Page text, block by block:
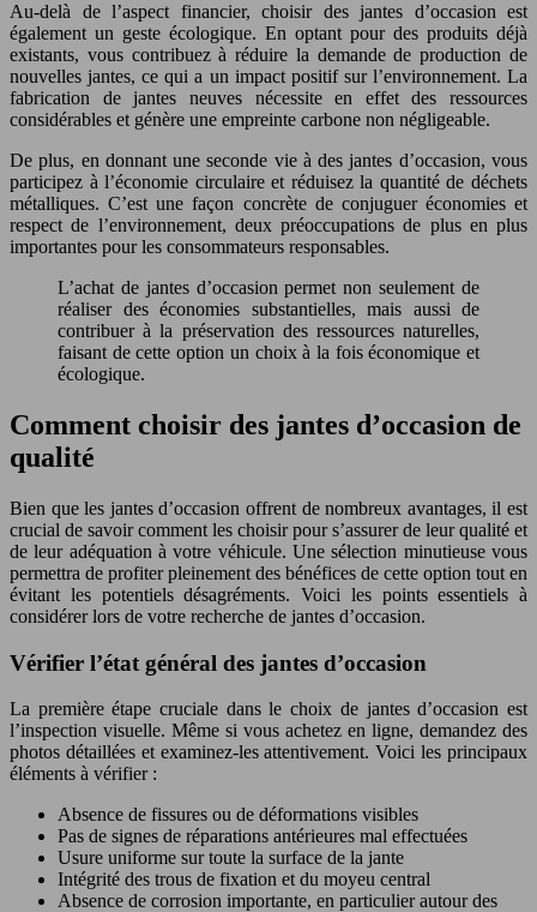
Au-delà de l’aspect financier, choisir des jantes d’occasion est
également un geste écologique. En optant pour des produits déjà
existants, vous contribuez à réduire la demande de production de
nouvelles jantes, ce qui a un impact positif sur l’environnement. La
fabrication de jantes neuves nécessite en effet des ressources
considérables et génère une empreinte carbone non négligeable.
De plus, en donnant une seconde vie à des jantes d’occasion, vous
participez à l’économie circulaire et réduisez la quantité de déchets
métalliques. C’est une façon concrète de conjuguer économies et
respect de l’environnement, deux préoccupations de plus en plus
importantes pour les consommateurs responsables.
L’achat de jantes d’occasion permet non seulement de
réaliser des économies substantielles, mais aussi de
contribuer à la préservation des ressources naturelles,
faisant de cette option un choix à la fois économique et
écologique.
Comment choisir des jantes d’occasion de
qualité
Bien que les jantes d’occasion offrent de nombreux avantages, il est
crucial de savoir comment les choisir pour s’assurer de leur qualité et
de leur adéquation à votre véhicule. Une sélection minutieuse vous
permettra de profiter pleinement des bénéfices de cette option tout en
évitant les potentiels désagréments. Voici les points essentiels à
considérer lors de votre recherche de jantes d’occasion.
Vérifier l’état général des jantes d’occasion
La première étape cruciale dans le choix de jantes d’occasion est
l’inspection visuelle. Même si vous achetez en ligne, demandez des
photos détaillées et examinez-les attentivement. Voici les principaux
éléments à vérifier :
Absence de fissures ou de déformations visibles
Pas de signes de réparations antérieures mal effectuées
Usure uniforme sur toute la surface de la jante
Intégrité des trous de fixation et du moyeu central
Absence de corrosion importante, en particulier autour des